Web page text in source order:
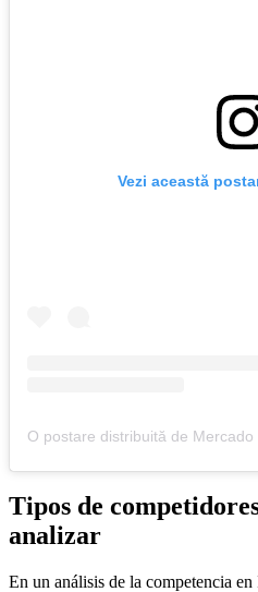
Vezi această
Tipos de
analizar
En un análisis de la competencia